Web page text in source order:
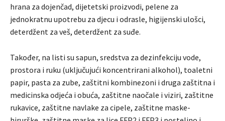
hrana za dojenčad, dijetetski proizvodi, pelene za
jednokratnu upotrebu za djecu i odrasle, higijenski ulošci,
deterdžent za veš, deterdžent za suđe.
Također, na listi su sapun, sredstva za dezinfekciju vode,
prostora i ruku (uključujući koncentrirani alkohol), toaletni
papir, pasta za zube, zaštitni kombinezoni i druga zaštitna i
medicinska odjeća i obuća, zaštitne naočale i viziri, zaštitne
rukavice, zaštitne navlake za cipele, zaštitne maske-